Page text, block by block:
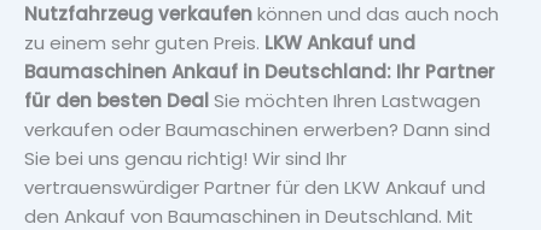
Nutzfahrzeug verkaufenkönnen und das auch noch
zu einem sehr guten Preis. LKW Ankauf und
Baumaschinen Ankauf in Deutschland: Ihr Partner
für den besten Deal Sie möchten Ihren Lastwagen
verkaufen oder Baumaschinen erwerben? Dann sind
Sie bei uns genau richtig! Wir sind Ihr
vertrauenswürdiger Partner für den LKW Ankauf und
den Ankauf von Baumaschinen in Deutschland. Mit